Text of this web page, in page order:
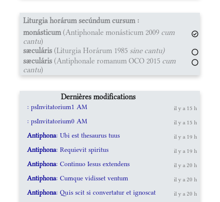
Liturgia horárum secúndum cursum :
monásticum(Antiphonale monásticum 2009 cum
cantu)
sæculáris (Liturgia Horárum 1985 sine cantu)
sæculáris (Antiphonale romanum OCO 2015 cum
cantu)
Dernières modifications
: psInvitatorium1 AM il y a 15 h
: psInvitatorium0 AM il y a 15 h
Antiphona: Ubi est thesaurus tuus il y a 19 h
Antiphona: Requievit spiritus il y a 19 h
Antiphona: Continuo Iesus extendens il y a 20 h
Antiphona: Cumque vidisset ventum il y a 20 h
Antiphona: Quis scit si convertatur et ignoscat il y a 20 h